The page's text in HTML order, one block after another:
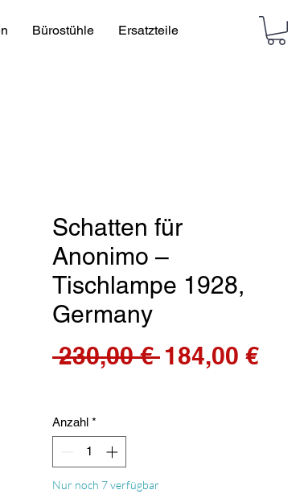
Bürostühle Ersatzteile
Schatten für
Anonimo –
Tischlampe 1928,
Germany
230,00 € Standardpreis
184,00 €Sale-
Anzahl *
Nur noch 7 verfügbar